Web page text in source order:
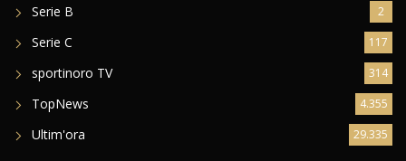
Serie B 2
Serie C 117
sportinoro TV 314
TopNews 4.355
Ultim'ora 29.335